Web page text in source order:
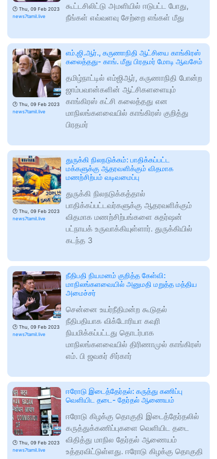
🕑 Thu, 09 Feb 2023
news7tamil.live
கூட்டசிலிட்டு அமளியில் ஈடுபட்ட போது,
நீங்கள் எவ்வளவு சேற்றை எங்கள் மீது
🕑 Thu, 09 Feb 2023
news7tamil.live
எம்.ஜி.ஆர்., கருணாநிதி ஆட்சியை காங்கிரஸ்
கலைத்தது- காங். மீது பிரதமர் மோடி ஆவசேம்
தமிழ்நாட்டில் எம்ஜிஆர், கருணாநிதி போன்ற
ஜாம்பவான்களின் ஆட்சிகளளையும்
காங்கிரஸ் கட்சி கலைத்தது என
மாநிலங்களவையில் காங்கிரஸ் குறித்து
பிரதமர்
🕑 Thu, 09 Feb 2023
news7tamil.live
துருக்கி நிலநடுக்கம்: பாதிக்கப்பட்ட
மக்களுக்கு ஆதரவளிக்கும் விதமாக
மணற்சிற்பம் வடிவமைப்பு
துருக்கி நிலநடுக்கத்தால்
பாதிக்கப்பட்டவர்களுக்கு ஆதரவளிக்கும்
விதமாக மணற்சிற்பங்களை சுதர்ஷன்
பட்நாயக் உருவாக்கியுள்ளார். துருக்கியில்
கடந்த 3
🕑 Thu, 09 Feb 2023
news7tamil.live
நீதிபதி நியமனம் குறித்த கேள்வி:
மாநிலங்களவையில் அனுமதி மறுத்த மத்திய
அமைச்சர்
சென்னை உயர்நீதிமன்ற கூடுதல்
நீதிபதியாக விக்டோரியா கவுரி
நியமிக்கப்பட்டது தொடர்பாக
மாநிலங்களவையில் திரிணாமுல் காங்கிரஸ்
எம். பி ஜவகர் சிர்கார்
🕑 Thu, 09 Feb 2023
news7tamil.live
ஈரோடு இடைத்தேர்தல்: கருத்து கணிப்பு
வெளியிட தடை- தேர்தல் ஆணையம்
ஈரோடு கிழக்கு தொகுதி இடைத்தேர்தலில்
கருத்துக்கணிப்புகளை வெளியிட தடை
விதித்து மாநில தேர்தல் ஆணையம்
உத்தரவிட்டுள்ளது. ஈரோடு கிழக்கு தொகுதி